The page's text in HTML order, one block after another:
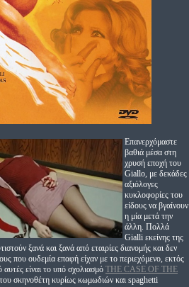
Επανερχόμαστε
βαθιά μέσα στη
χρυσή εποχή του
Giallo, με δεκάδες
αξιόλογες
κυκλοφορίες του
είδους να βγαίνουν
η μία μετά την
άλλη. Πολλά
Gialli εκείνης της
ξανά και ξανά από εταιρίες διανομής και δεν
που ουδεμία επαφή είχαν με το περιεχόμενο, εκτός
είναι το υπό σχολιασμό THE CASE OF THE
σκηνοθέτη κυρίως κωμωδιών και spaghetti